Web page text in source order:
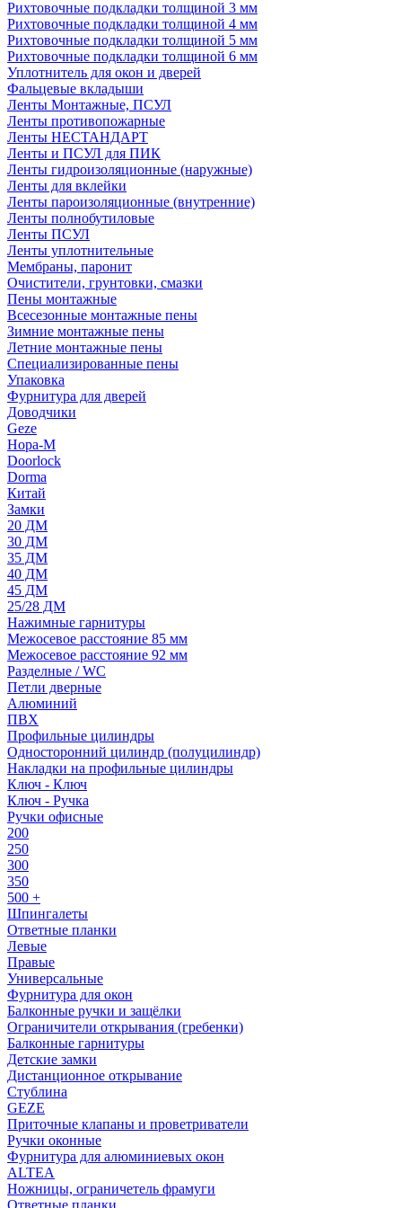
Рихтовочные подкладки толщиной 3 мм
Рихтовочные подкладки толщиной 4 мм
Рихтовочные подкладки толщиной 5 мм
Рихтовочные подкладки толщиной 6 мм
Уплотнитель для окон и дверей
Фальцевые вкладыши
Ленты Монтажные, ПСУЛ
Ленты противопожарные
Ленты НЕСТАНДАРТ
Ленты и ПСУЛ для ПИК
Ленты гидроизоляционные (наружные)
Ленты для вклейки
Ленты пароизоляционные (внутренние)
Ленты полнобутиловые
Ленты ПСУЛ
Ленты уплотнительные
Мембраны, паронит
Очистители, грунтовки, смазки
Пены монтажные
Всесезонные монтажные пены
Зимние монтажные пены
Летние монтажные пены
Специализированные пены
Упаковка
Фурнитура для дверей
Доводчики
Geze
Нора-М
Doorlock
Dorma
Китай
Замки
20 ДМ
30 ДМ
35 ДМ
40 ДМ
45 ДМ
25/28 ДМ
Нажимные гарнитуры
Межосевое расстояние 85 мм
Межосевое расстояние 92 мм
Разделные / WC
Петли дверные
Алюминий
ПВХ
Профильные цилиндры
Односторонний цилиндр (полуцилиндр)
Накладки на профильные цилиндры
Ключ - Ключ
Ключ - Ручка
Ручки офисные
200
250
300
350
500 +
Шпингалеты
Ответные планки
Левые
Правые
Универсальные
Фурнитура для окон
Балконные ручки и защёлки
Ограничители открывания (гребенки)
Балконные гарнитуры
Детские замки
Дистанционное открывание
Стублина
GEZE
Приточные клапаны и проветриватели
Ручки оконные
Фурнитура для алюминиевых окон
ALTEA
Ножницы, ограничетель фрамуги
Ответные планки